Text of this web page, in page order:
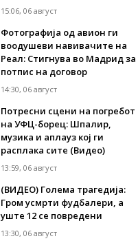
15:06, 06 август
Фотографија од авион ги
воодушеви навивачите на
Реал: Стигнува во Мадрид за
потпис на договор
14:30, 06 август
Потресни сцени на погребот
на УФЦ-борец: Шпалир,
музика и аплауз кој ги
расплака сите (Видео)
13:59, 06 август
(ВИДЕО) Голема трагедија:
Гром усмрти фудбалери, а
уште 12 се повредени
13:30, 06 август